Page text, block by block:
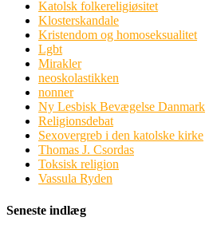
Katolsk folkereligiøsitet
Klosterskandale
Kristendom og homoseksualitet
Lgbt
Mirakler
neoskolastikken
nonner
Ny Lesbisk Bevægelse Danmark
Religionsdebat
Sexovergreb i den katolske kirke
Thomas J. Csordas
Toksisk religion
Vassula Ryden
Seneste indlæg